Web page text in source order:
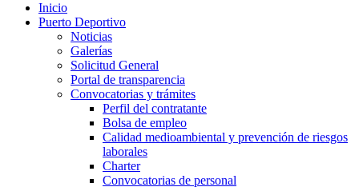
Inicio
Puerto Deportivo
Noticias
Galerías
Solicitud General
Portal de transparencia
Convocatorias y trámites
Perfil del contratante
Bolsa de empleo
Calidad medioambiental y prevención de riesgos
laborales
Charter
Convocatorias de personal